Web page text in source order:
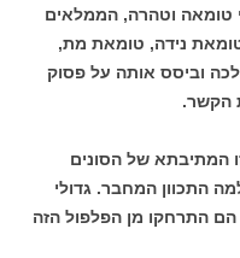
טומאה וטהרה, הממלאים
נידה, טומאת מת,
וביסס אותה על פסוק
הקשר.
המתיבתא של הסונים
התכוון המחבר. גדולי
התרחקו מן הפלפול הזה